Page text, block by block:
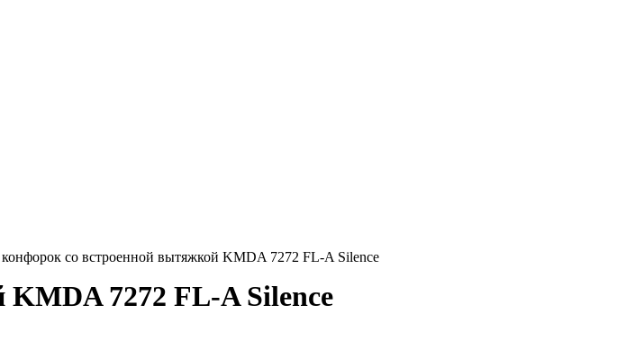
со встроенной вытяжкой KMDA 7272 FL-A Silence
7272 FL-A Silence